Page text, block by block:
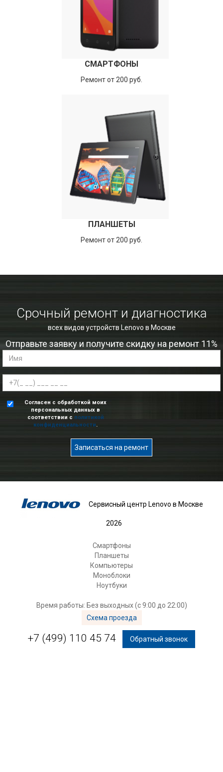
СМАРТФОНЫ
Ремонт от 200 руб.
ПЛАНШЕТЫ
Ремонт от 200 руб.
Срочный ремонт и диагностика
всех видов устройств Lenovo в Москве
Отправьте заявку и получите скидку на ремонт 11%
Согласен с обработкой моих
персональных данных в
соответствии с политикой
конфиденциальности.
Записаться на ремонт
Сервисный центр Lenovo в Москве
2026
Смартфоны
Планшеты
Компьютеры
Моноблоки
Ноутбуки
Время работы: Без выходных (с 9:00 до 22:00)
Схема проезда
+7 (499) 110 45 74 Обратный звонок